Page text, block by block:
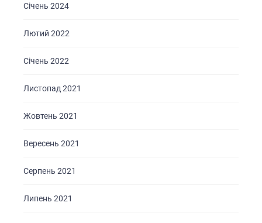
Січень 2024
Лютий 2022
Січень 2022
Листопад 2021
Жовтень 2021
Вересень 2021
Серпень 2021
Липень 2021